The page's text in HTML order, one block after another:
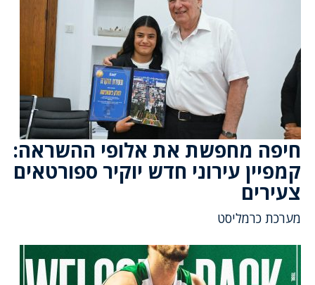
חיפה מחפשת את אלופי ההשראה:
קמפיין עירוני חדש יוקיר ספורטאים
צעירים
מערכת כרמליסט